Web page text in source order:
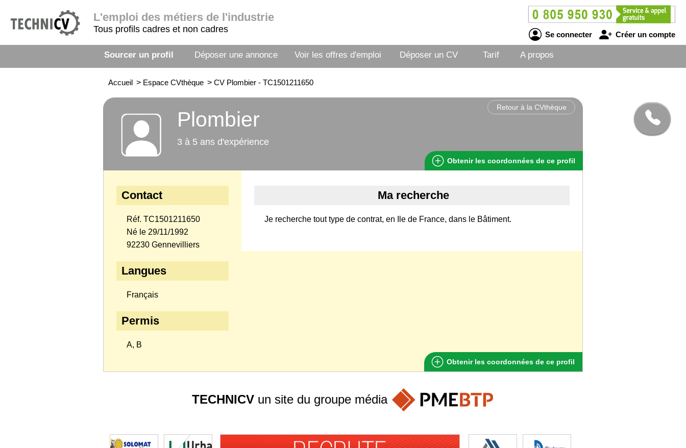
L'emploi des métiers de l'industrie
Tous profils cadres et non cadres
Se connecter Créer un compte
Sourcer un profil Déposer une annonce Voir les offres d'emploi Déposer un CV Tarif A propos
Accueil > Espace CVthèque > CV Plombier - TC1501211650
Retour à la CVthèque
Plombier
3 à 5 ans d'expérience
Obtenir les coordonnées de ce profil
Contact
Réf. TC1501211650
Né le 29/11/1992
92230 Gennevilliers
Langues
Français
Permis
A, B
Ma recherche
Je recherche tout type de contrat, en Ile de France, dans le Bâtiment.
Obtenir les coordonnées de ce profil
TECHNICVun site du groupe média